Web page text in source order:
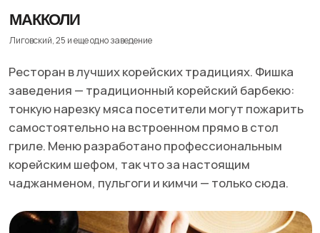
Лучшее место, чтобы попробовать такояки —
кладут разные начинки и запекают в специальной
сковороде с выемками. Процесс приготовления
занимательный, а само блюдо нежное и вкусное.
Пока ждете заказ, можно полистать мангу. Кроме
того, кафе часто проводят ивенты и делают меню,
связанные со аниме-тайтлами.